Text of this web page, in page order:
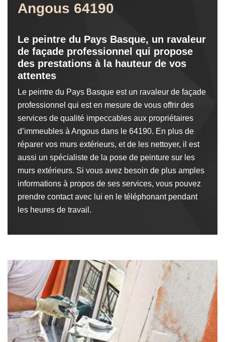
Angous 64190
Le peintre du Pays Basque, un ravaleur
de façade professionnel qui propose
des prestations à la hauteur de vos
attentes
Le peintre du Pays Basque est un ravaleur de façade
professionnel qui est en mesure de vous offrir des
services de qualité impeccables aux propriétaires
d’immeubles à Angous dans le 64190. En plus de
réparer vos murs extérieurs, et de les nettoyer, il est
aussi un spécialiste de la pose de peinture sur les
murs extérieurs. Si vous avez besoin de plus amples
informations à propos de ses services, vous pouvez
prendre contact avec lui en le téléphonant pendant
les heures de travail.